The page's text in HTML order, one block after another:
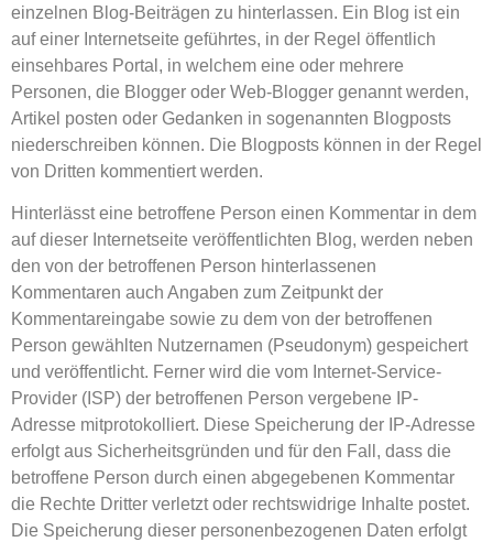
einzelnen Blog-Beiträgen zu hinterlassen. Ein Blog ist ein
auf einer Internetseite geführtes, in der Regel öffentlich
einsehbares Portal, in welchem eine oder mehrere
Personen, die Blogger oder Web-Blogger genannt werden,
Artikel posten oder Gedanken in sogenannten Blogposts
niederschreiben können. Die Blogposts können in der Regel
von Dritten kommentiert werden.
Hinterlässt eine betroffene Person einen Kommentar in dem
auf dieser Internetseite veröffentlichten Blog, werden neben
den von der betroffenen Person hinterlassenen
Kommentaren auch Angaben zum Zeitpunkt der
Kommentareingabe sowie zu dem von der betroffenen
Person gewählten Nutzernamen (Pseudonym) gespeichert
und veröffentlicht. Ferner wird die vom Internet-Service-
Provider (ISP) der betroffenen Person vergebene IP-
Adresse mitprotokolliert. Diese Speicherung der IP-Adresse
erfolgt aus Sicherheitsgründen und für den Fall, dass die
betroffene Person durch einen abgegebenen Kommentar
die Rechte Dritter verletzt oder rechtswidrige Inhalte postet.
Die Speicherung dieser personenbezogenen Daten erfolgt